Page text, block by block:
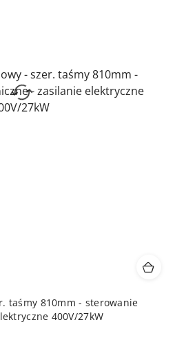
taśmy 810mm - sterowanie
400V/27kW